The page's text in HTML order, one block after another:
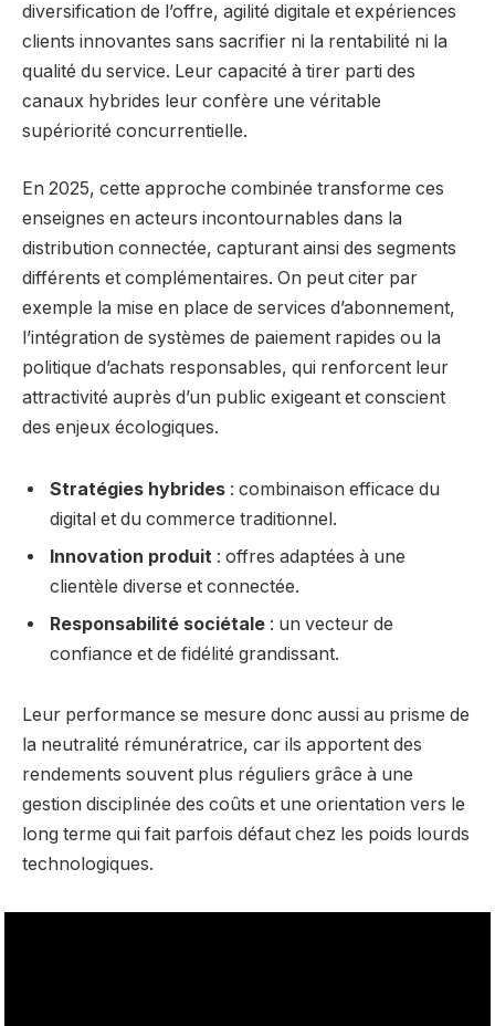
diversification de l’offre, agilité digitale et expériences
clients innovantes sans sacrifier ni la rentabilité ni la
qualité du service. Leur capacité à tirer parti des
canaux hybrides leur confère une véritable
supériorité concurrentielle.
En 2025, cette approche combinée transforme ces
enseignes en acteurs incontournables dans la
distribution connectée, capturant ainsi des segments
différents et complémentaires. On peut citer par
exemple la mise en place de services d’abonnement,
l’intégration de systèmes de paiement rapides ou la
politique d’achats responsables, qui renforcent leur
attractivité auprès d’un public exigeant et conscient
des enjeux écologiques.
Stratégies hybrides : combinaison efficace du
digital et du commerce traditionnel.
Innovation produit : offres adaptées à une
clientèle diverse et connectée.
Responsabilité sociétale : un vecteur de
confiance et de fidélité grandissant.
Leur performance se mesure donc aussi au prisme de
la neutralité rémunératrice, car ils apportent des
rendements souvent plus réguliers grâce à une
gestion disciplinée des coûts et une orientation vers le
long terme qui fait parfois défaut chez les poids lourds
technologiques.